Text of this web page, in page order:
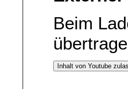
Beim
Inhalt von Youtube